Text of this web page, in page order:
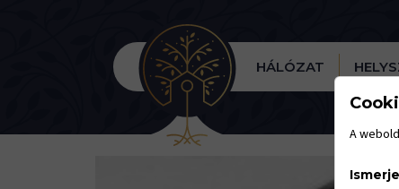
HÁLÓZAT
A